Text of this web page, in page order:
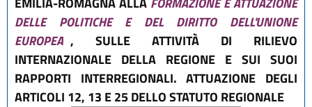
DELLE POLITICHE E DEL DIRITTO DELL'UNIONE
EUROPEA , SULLE ATTIVITÀ DI RILIEVO
INTERNAZIONALE DELLA REGIONE E SUI SUOI
RAPPORTI INTERREGIONALI. ATTUAZIONE DEGLI
ARTICOLI 12, 13 E 25 DELLO STATUTO REGIONALE